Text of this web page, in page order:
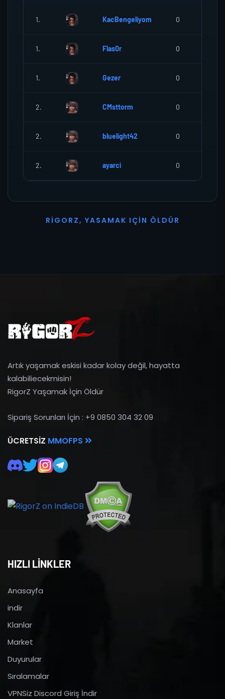
1. KacBengeliyom 0
1. Flas0r 0
1. Gezer 0
2. CMsttorm 0
2. bluelight42 0
2. ayarci 0
R I G O R Z, YASAMAK I ÇI N Ö L D Ü R
Artık yaşamak eskisi kadar kolay değil, hayatta
kalabiliecekmisin!
RigorZ Yaşamak İçin Öldür
Sipariş Sorunları İçin : +9 0850 304 32 09
ÜCRETSIZ MMOFPS
HIZLI LİNKLER
Anasayfa
indir
Klanlar
Market
Duyurular
Sıralamalar
VPNSiz Discord Giriş İndir